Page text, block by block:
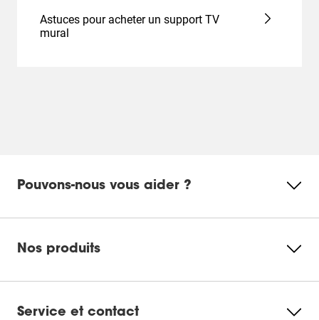
Astuces pour acheter un support TV
mural
Pouvons-nous vous aider ?
Nos produits
Service et contact